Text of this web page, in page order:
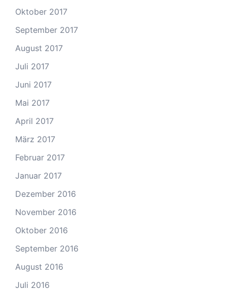
Oktober 2017
September 2017
August 2017
Juli 2017
Juni 2017
Mai 2017
April 2017
März 2017
Februar 2017
Januar 2017
Dezember 2016
November 2016
Oktober 2016
September 2016
August 2016
Juli 2016